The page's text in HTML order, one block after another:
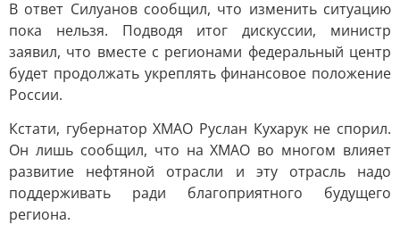
В ответ Силуанов сообщил, что изменить ситуацию
пока нельзя. Подводя итог дискуссии, министр
заявил, что вместе с регионами федеральный центр
будет продолжать укреплять финансовое положение
России.
Кстати, губернатор ХМАО Руслан Кухарук не спорил.
Он лишь сообщил, что на ХМАО во многом влияет
развитие нефтяной отрасли и эту отрасль надо
поддерживать ради благоприятного будущего
региона.